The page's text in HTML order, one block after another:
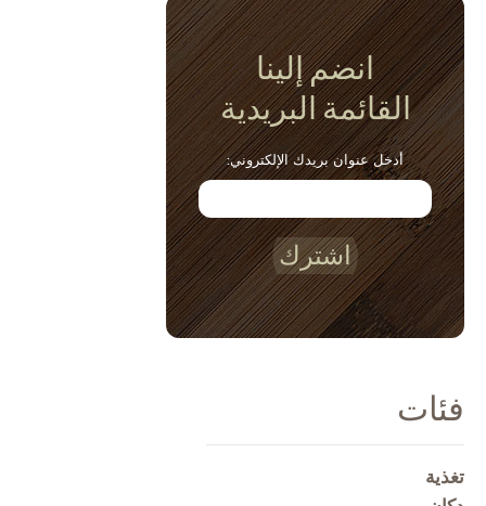
انضم إلينا
القائمة البريدية
أدخل عنوان بريدك الإلكتروني:
اشترك
فئات
تغذية